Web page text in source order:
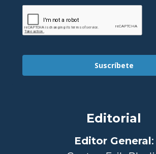
Suscríbete
Editorial
Editor General :